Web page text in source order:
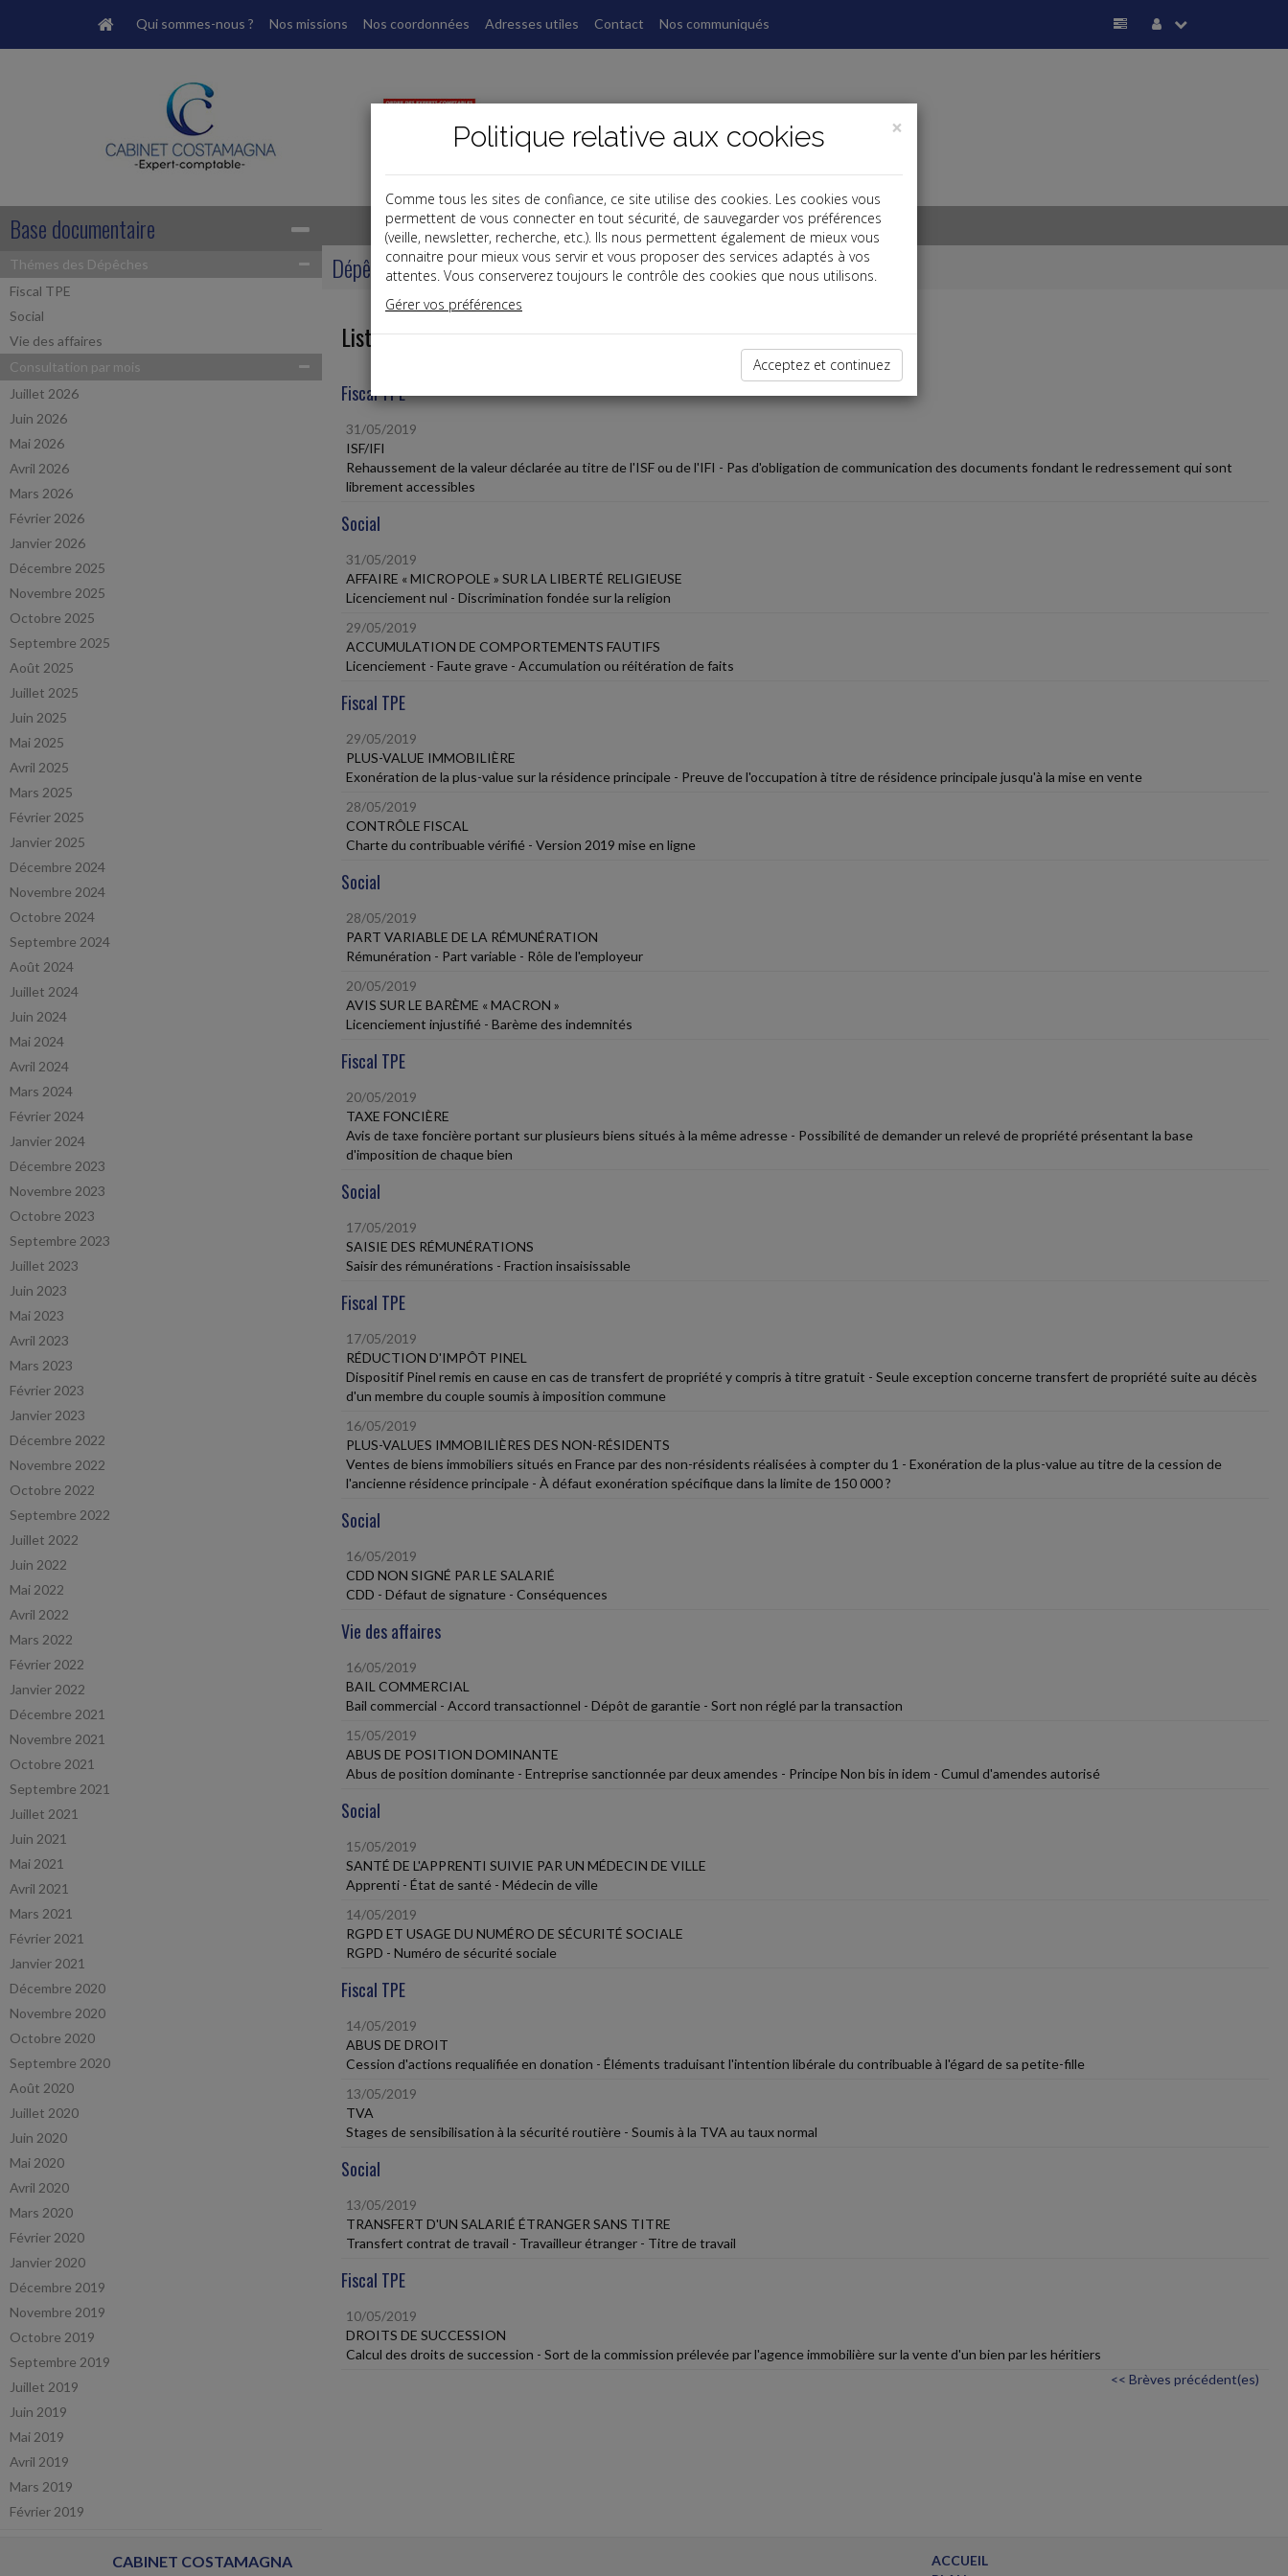
Qui sommes-nous ? Nos missions Nos coordonnées Adresses utiles Contact Nos communiqués
Base documentaire
Thémes des Dépêches
Fiscal TPE
Social
Vie des affaires
Consultation par mois
Juillet 2026
Juin 2026
Mai 2026
Avril 2026
Mars 2026
Février 2026
Janvier 2026
Décembre 2025
Novembre 2025
Octobre 2025
Septembre 2025
Août 2025
Juillet 2025
Juin 2025
Mai 2025
Avril 2025
Mars 2025
Février 2025
Janvier 2025
Décembre 2024
Novembre 2024
Octobre 2024
Septembre 2024
Août 2024
Juillet 2024
Juin 2024
Mai 2024
Avril 2024
Mars 2024
Février 2024
Janvier 2024
Décembre 2023
Novembre 2023
Octobre 2023
Septembre 2023
Juillet 2023
Juin 2023
Mai 2023
Avril 2023
Mars 2023
Février 2023
Janvier 2023
Décembre 2022
Novembre 2022
Octobre 2022
Septembre 2022
Juillet 2022
Juin 2022
Mai 2022
Avril 2022
Mars 2022
Février 2022
Janvier 2022
Décembre 2021
Novembre 2021
Octobre 2021
Septembre 2021
Juillet 2021
Juin 2021
Mai 2021
Avril 2021
Mars 2021
Février 2021
Janvier 2021
Décembre 2020
Novembre 2020
Octobre 2020
Septembre 2020
Août 2020
Juillet 2020
Juin 2020
Mai 2020
Avril 2020
Mars 2020
Février 2020
Janvier 2020
Décembre 2019
Novembre 2019
Octobre 2019
Septembre 2019
Juillet 2019
Juin 2019
Mai 2019
Avril 2019
Mars 2019
Février 2019
Dépêches
Liste des dernières dépêches
Fiscal TPE
31/05/2019
ISF/IFI
Rehaussement de la valeur déclarée au titre de l'ISF ou de l'IFI - Pas d'obligation de communication des documents fondant le redressement qui sont
librement accessibles
Social
31/05/2019
AFFAIRE « MICROPOLE » SUR LA LIBERTÉ RELIGIEUSE
Licenciement nul - Discrimination fondée sur la religion
29/05/2019
ACCUMULATION DE COMPORTEMENTS FAUTIFS
Licenciement - Faute grave - Accumulation ou réitération de faits
Fiscal TPE
29/05/2019
PLUS-VALUE IMMOBILIÈRE
Exonération de la plus-value sur la résidence principale - Preuve de l'occupation à titre de résidence principale jusqu'à la mise en vente
28/05/2019
CONTRÔLE FISCAL
Charte du contribuable vérifié - Version 2019 mise en ligne
Social
28/05/2019
PART VARIABLE DE LA RÉMUNÉRATION
Rémunération - Part variable - Rôle de l'employeur
20/05/2019
AVIS SUR LE BARÈME « MACRON »
Licenciement injustifié - Barème des indemnités
Fiscal TPE
20/05/2019
TAXE FONCIÈRE
Avis de taxe foncière portant sur plusieurs biens situés à la même adresse - Possibilité de demander un relevé de propriété présentant la base
d'imposition de chaque bien
Social
17/05/2019
SAISIE DES RÉMUNÉRATIONS
Saisir des rémunérations - Fraction insaisissable
Fiscal TPE
17/05/2019
RÉDUCTION D'IMPÔT PINEL
Dispositif Pinel remis en cause en cas de transfert de propriété y compris à titre gratuit - Seule exception concerne transfert de propriété suite au décès
d'un membre du couple soumis à imposition commune
16/05/2019
PLUS-VALUES IMMOBILIÈRES DES NON-RÉSIDENTS
Ventes de biens immobiliers situés en France par des non-résidents réalisées à compter du 1 - Exonération de la plus-value au titre de la cession de
l'ancienne résidence principale - À défaut exonération spécifique dans la limite de 150 000 ?
Social
16/05/2019
CDD NON SIGNÉ PAR LE SALARIÉ
CDD - Défaut de signature - Conséquences
Vie des affaires
16/05/2019
BAIL COMMERCIAL
Bail commercial - Accord transactionnel - Dépôt de garantie - Sort non réglé par la transaction
15/05/2019
ABUS DE POSITION DOMINANTE
Abus de position dominante - Entreprise sanctionnée par deux amendes - Principe Non bis in idem - Cumul d'amendes autorisé
Social
15/05/2019
SANTÉ DE L'APPRENTI SUIVIE PAR UN MÉDECIN DE VILLE
Apprenti - État de santé - Médecin de ville
14/05/2019
RGPD ET USAGE DU NUMÉRO DE SÉCURITÉ SOCIALE
RGPD - Numéro de sécurité sociale
Fiscal TPE
14/05/2019
ABUS DE DROIT
Cession d'actions requalifiée en donation - Éléments traduisant l'intention libérale du contribuable à l'égard de sa petite-fille
13/05/2019
TVA
Stages de sensibilisation à la sécurité routière - Soumis à la TVA au taux normal
Social
13/05/2019
TRANSFERT D'UN SALARIÉ ÉTRANGER SANS TITRE
Transfert contrat de travail - Travailleur étranger - Titre de travail
Fiscal TPE
10/05/2019
DROITS DE SUCCESSION
Calcul des droits de succession - Sort de la commission prélevée par l'agence immobilière sur la vente d'un bien par les héritiers
<< Brèves précédent(es)
CABINET COSTAMAGNA
ACCUEIL
×
Politique relative aux cookies
Comme tous les sites de confiance, ce site utilise des cookies. Les cookies vous
permettent de vous connecter en tout sécurité, de sauvegarder vos préférences
(veille, newsletter, recherche, etc.). Ils nous permettent également de mieux vous
connaitre pour mieux vous servir et vous proposer des services adaptés à vos
attentes. Vous conserverez toujours le contrôle des cookies que nous utilisons.
Gérer vos préférences
Acceptez et continuez